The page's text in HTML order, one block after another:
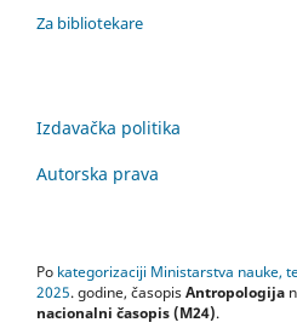
Za bibliotekare
Izdavačka politika
Autorska prava
Po kategorizaciji Ministarstva nauke,
2025. godine, časopisAntropologija
nacionalni časopis (M24).